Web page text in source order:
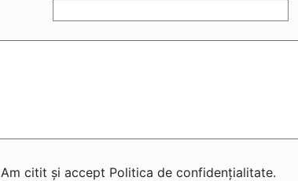
Am citit și accept Politica de confidențialitate.